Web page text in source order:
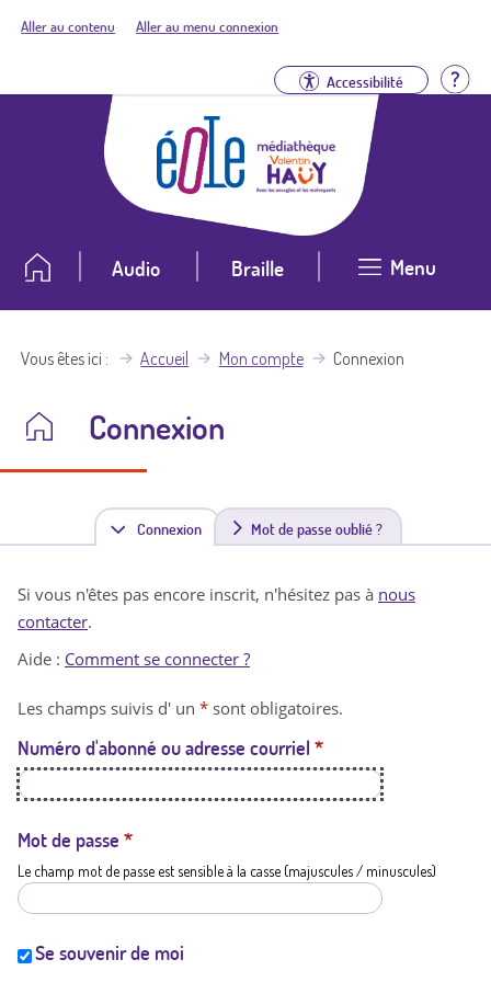
Aller au contenu Aller au menu connexion
Accessibilité
Audio Braille Menu
Vous êtes ici Accueil Mon compte Connexion
Connexion
Connexion(
n
t
a
t
i
Mot de passe oublié ?
Si vous n'êtes pas encore inscrit, n'hésitez pas à nous
contacter.
Aide : Comment se connecter ?
Les champs suivis d' un * sont obligatoires.
Numéro d'abonné ou adresse courriel *
Mot de passe *
Le champ mot de passe est sensible à la casse (majuscules / minuscules)
Se souvenir de moi